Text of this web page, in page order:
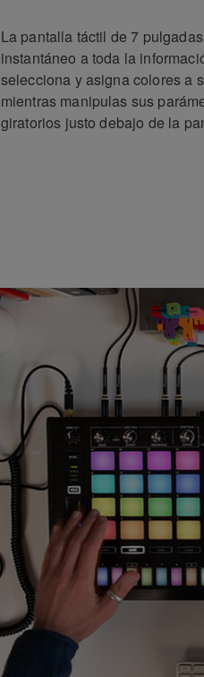
La pantalla táctil de 7
instantáneo a toda la
selecciona y asigna colores a
mientras manipulas sus
giratorios justo debajo de la